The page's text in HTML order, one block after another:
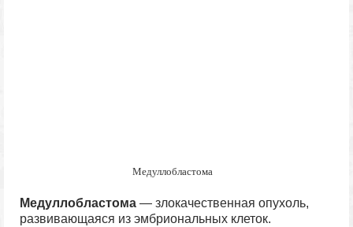
Медуллобластома
Медуллобластома — злокачественная опухоль,
развивающаяся из эмбриональных клеток.